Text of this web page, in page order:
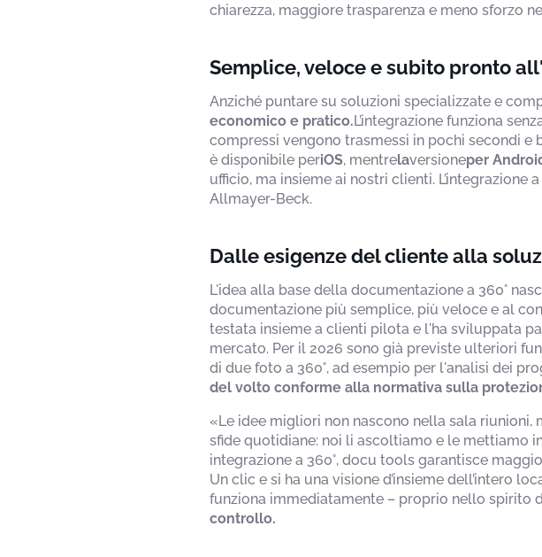
chiarezza, maggiore trasparenza e meno sforzo
Semplice, veloce e subito pronto
Anziché puntare su soluzioni specializzate e
economico e pratico.L’integrazione funziona
compressi vengono trasmessi in pochi secondi e
è disponibile periOS, mentrelaversioneper
ufficio, ma insieme ai nostri clienti.
Allmayer-Beck.
Dalle esigenze del cliente alla
L'idea alla base della documentazione a 360°
documentazione più semplice, più veloce e al
testata insieme a clienti pilota e l'ha sviluppata
mercato. Per il 2026 sono già previste ulteriori
di due foto a 360°, ad esempio per l'analisi dei
del volto conforme alla normativa sulla
«Le idee migliori non nascono nella sala
sfide quotidiane: noi li ascoltiamo e le mettiamo
integrazione a 360°, docu tools garantisce
Un clic e si ha una visione d’insieme dell’intero
funziona immediatamente – proprio nello spirito
controllo.